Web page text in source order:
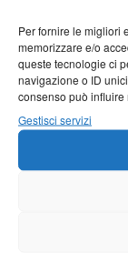
Per fornire le migliori
memorizzare e/o
queste tecnologie ci
navigazione o ID
consenso può influire
Gestisci servizi